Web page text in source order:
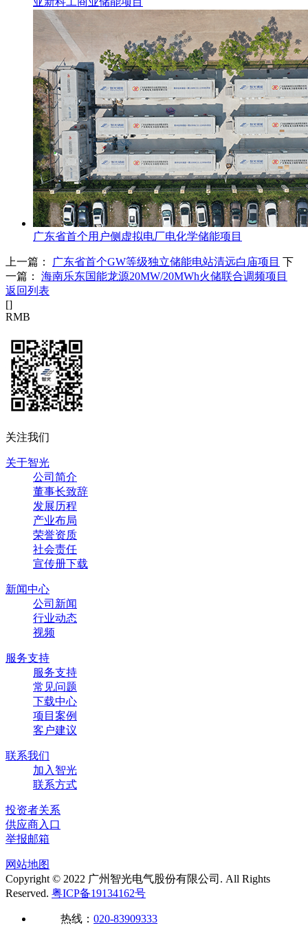
广东省首个用户侧虚拟电厂电化学储能项目
上一篇： 广东省首个GW等级独立储能电站清远白庙项目 下
一篇： 海南乐东国能龙源20MW/20MWh火储联合调频项目
返回列表
[]
RMB
关注我们
关于智光
公司简介
董事长致辞
发展历程
产业布局
荣誉资质
社会责任
宣传册下载
新闻中心
公司新闻
行业动态
视频
服务支持
服务支持
常见问题
下载中心
项目案例
客户建议
联系我们
加入智光
联系方式
投资者关系
供应商入口
举报邮箱
网站地图
Copyright © 2022 广州智光电气股份有限公司. All Rights
Reserved. 粤ICP备19134162号
热线： 020-83909333